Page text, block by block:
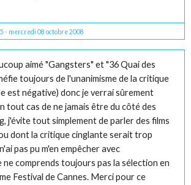
- mercredi 08 octobre 2008
aimé "Gangsters" et "36 Quai des
toujours de l'unanimisme de la critique
est négative) donc je verrai sûrement
tout cas de ne jamais être du côté des
j'évite tout simplement de parler des films
dont la critique cinglante serait trop
pas pu m'en empêcher avec
ne comprends toujours pas la sélection en
Festival de Cannes. Merci pour ce